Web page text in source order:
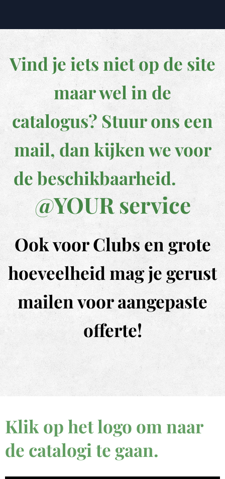
Vind je iets niet op de site
maar wel in de
catalogus? Stuurons een
mail, dan kijken we voor
de beschikbaarheid.
@YOUR service
Ook voor Clubs en grote
hoeveelheid mag je gerust
mailen voor aangepaste
offerte!
Klik op het logo om naar
de catalogi te gaan.